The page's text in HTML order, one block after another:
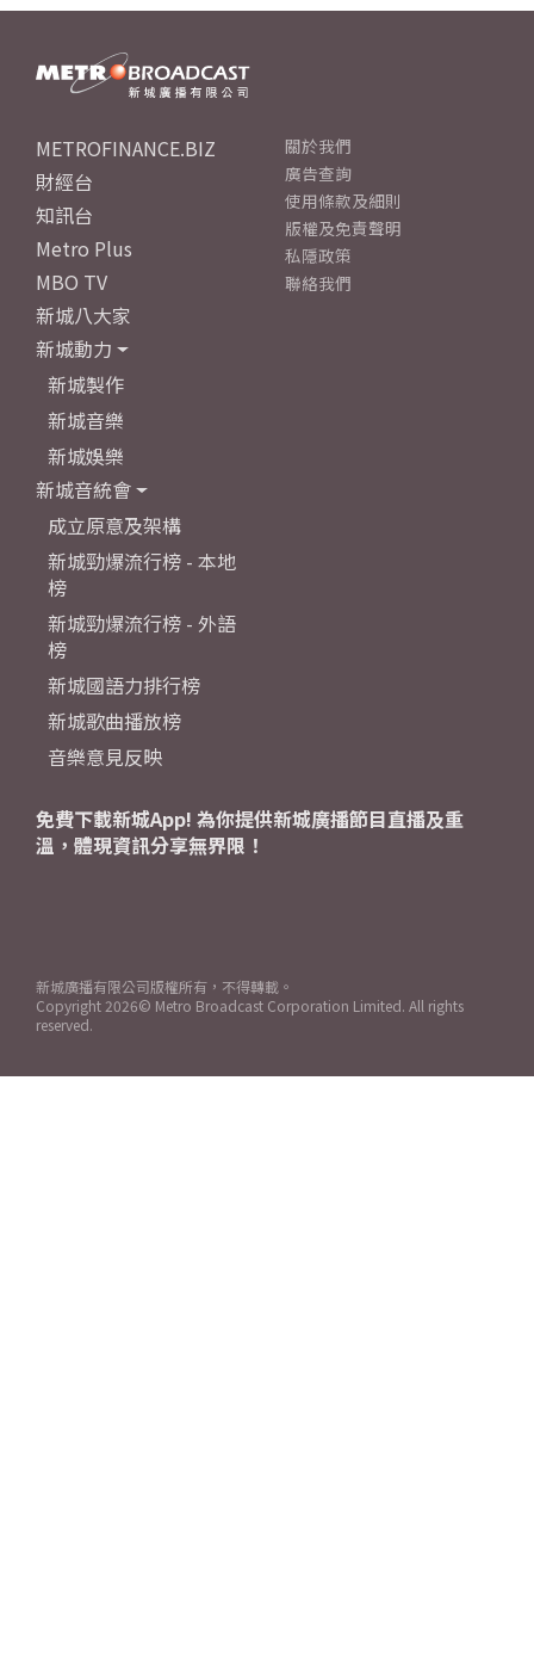
METROFINANCE.BIZ
財經台
知訊台
Metro Plus
MBO TV
新城八大家
新城動力
新城製作
新城音樂
新城娛樂
新城音統會
成立原意及架構
新城勁爆流行榜 - 本地
榜
新城勁爆流行榜 - 外語
榜
新城國語力排行榜
新城歌曲播放榜
音樂意見反映
關於我們
廣告查詢
使用條款及細則
版權及免責聲明
私隱政策
聯絡我們
免費下載新城App! 為你提供新城廣播節目直播及重
溫，體現資訊分享無界限！
新城廣播有限公司版權所有，不得轉載。
Copyright 2026© Metro Broadcast Corporation Limited. All rights
reserved.